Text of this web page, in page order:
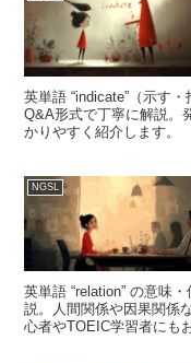
英単語 “indicate”（示す
Q&A形式で丁寧に解説。
かりやすく紹介します。
NGSL
英単語 “relation” の意味
説。人間関係や因果関係
心者やTOEIC学習者にも